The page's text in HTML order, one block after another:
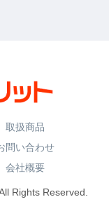
取扱商品
問い合わせ
会社概要
Rights Reserved.